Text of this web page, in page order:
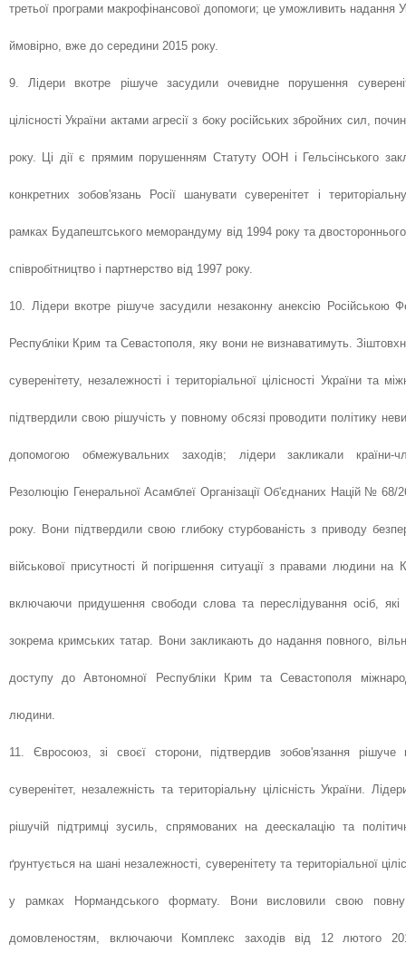
третьої програми макрофінансової допомоги; це уможливить надання
ймовірно, вже до середини 2015 року.
9. Лідери вкотре рішуче засудили очевидне порушення
цілісності України актами агресії з боку російських збройних сил,
року. Ці дії є прямим порушенням Статуту ООН і Гельсінського
конкретних зобов'язань Росії шанувати суверенітет і
рамках Будапештського меморандуму від 1994 року та
співробітництво і партнерство від 1997 року.
10. Лідери вкотре рішуче засудили незаконну анексію Російською
Республіки Крим та Севастополя, яку вони не визнаватимуть.
суверенітету, незалежності і територіальної цілісності України та
підтвердили свою рішучість у повному обсязі проводити політику
допомогою обмежувальних заходів; лідери закликали
Резолюцію Генеральної Асамблеї Організації Об'єднаних Націй № 68/
року. Вони підтвердили свою глибоку стурбованість з приводу
військової присутності й погіршення ситуації з правами людини на
включаючи придушення свободи слова та переслідування осіб,
зокрема кримських татар. Вони закликають до надання повного,
доступу до Автономної Республіки Крим та Севастополя
людини.
11. Євросоюз, зі своєї сторони, підтвердив зобов'язання рішуче
суверенітет, незалежність та територіальну цілісність України.
рішучій підтримці зусиль, спрямованих на деескалацію та
ґрунтується на шані незалежності, суверенітету та територіальної
у рамках Нормандського формату. Вони висловили свою повну
домовленостям, включаючи Комплекс заходів від 12 лютого